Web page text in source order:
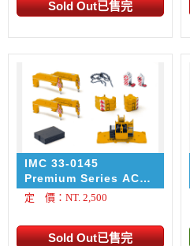
IMC 33-0145
Premium Series AC
700 Ballast Set
定 價：NT. 2,500